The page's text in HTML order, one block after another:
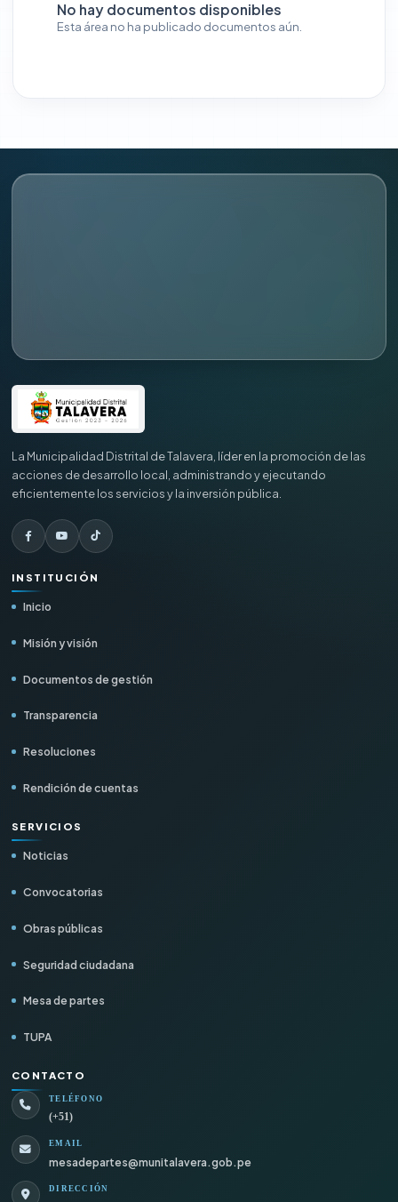
No hay documentos disponibles
Esta área no ha publicado documentos aún.
La Municipalidad Distrital de Talavera, líder en la promoción de las
acciones de desarrollo local, administrando y ejecutando
eficientemente los servicios y la inversión pública.
INSTITUCIÓN
Inicio
Misión y visión
Documentos de gestión
Transparencia
Resoluciones
Rendición de cuentas
SERVICIOS
Noticias
Convocatorias
Obras públicas
Seguridad ciudadana
Mesa de partes
TUPA
CONTACTO
TELÉFONO
(+51)
EMAIL
mesadepartes@munitalavera.gob.pe
DIRECCIÓN